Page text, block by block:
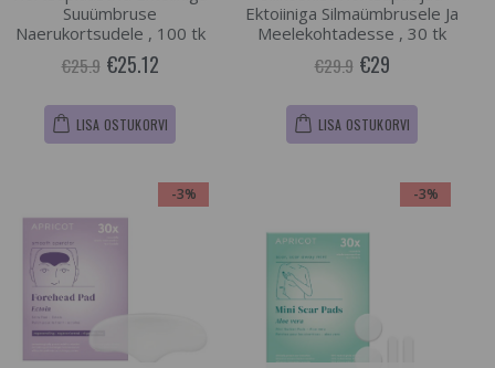
Suuümbruse
Naerukortsudele , 100 tk
€25.9 €25.12
LISA OSTUKORVI
Ektoiiniga Silmaümbrusele Ja
Meelekohtadesse , 30 tk
€29.9 €29
LISA OSTUKORVI
-3% -3%